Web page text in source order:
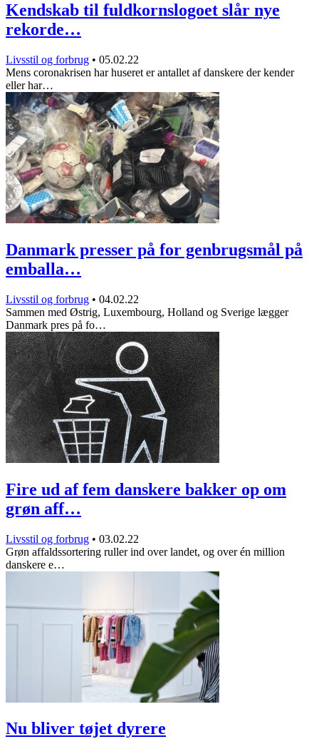
Kendskab til fuldkornslogoet slår nye
rekorde…
Livsstil og forbrug • 05.02.22
Mens coronakrisen har huseret er antallet af danskere der kender
eller har…
Danmark presser på for genbrugsmål på
emballa…
Livsstil og forbrug • 04.02.22
Sammen med Østrig, Luxembourg, Holland og Sverige lægger
Danmark pres på fo…
Fire ud af fem danskere bakker op om
grøn aff…
Livsstil og forbrug • 03.02.22
Grøn affaldssortering ruller ind over landet, og over én million
danskere e…
Nu bliver tøjet dyrere